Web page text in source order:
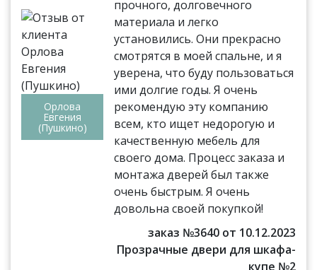
Орлова
Евгения
(Пушкино)
прочного, долговечного
материала и легко
установились. Они прекрасно
смотрятся в моей спальне, и я
уверена, что буду пользоваться
ими долгие годы. Я очень
рекомендую эту компанию
всем, кто ищет недорогую и
качественную мебель для
своего дома. Процесс заказа и
монтажа дверей был также
очень быстрым. Я очень
довольна своей покупкой!
заказ №3640 от 10.12.2023
Прозрачные двери для шкафа-
купе №2